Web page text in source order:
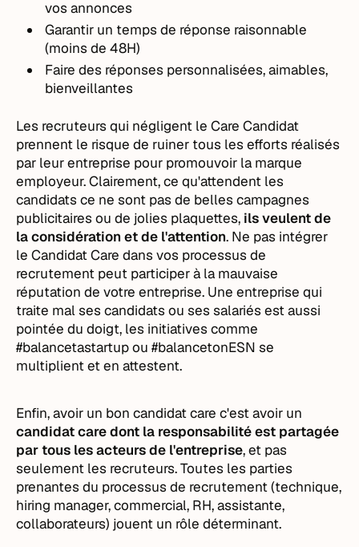
vos annonces
Garantir un temps de réponse raisonnable
(moins de 48H)
Faire des réponses personnalisées, aimables,
bienveillantes
Les recruteurs qui négligent le Care Candidat
prennent le risque de ruiner tous les efforts réalisés
par leur entreprise pour promouvoir la marque
employeur. Clairement, ce qu'attendent les
candidats ce ne sont pas de belles campagnes
publicitaires ou de jolies plaquettes, ils veulent de
la considération et de l'attention. Ne pas intégrer
le Candidat Care dans vos processus de
recrutement peut participer à la mauvaise
réputation de votre entreprise. Une entreprise qui
traite mal ses candidats ou ses salariés est aussi
pointée du doigt, les initiatives comme
#balancetastartup ou #balancetonESN se
multiplient et en attestent.
Enfin, avoir un bon candidat care c'est avoir un
candidat care dont la responsabilité est partagée
par tous les acteurs de l'entreprise, et pas
seulement les recruteurs. Toutes les parties
prenantes du processus de recrutement (technique,
hiring manager, commercial, RH, assistante,
collaborateurs) jouent un rôle déterminant.